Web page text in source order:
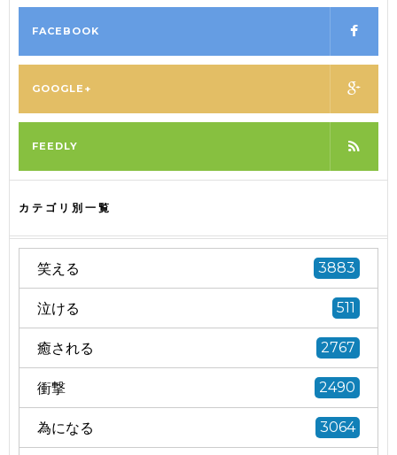
FACEBOOK
GOOGLE+
FEEDLY
カテゴリ別一覧
笑える 3883
泣ける 511
癒される 2767
衝撃 2490
為になる 3064